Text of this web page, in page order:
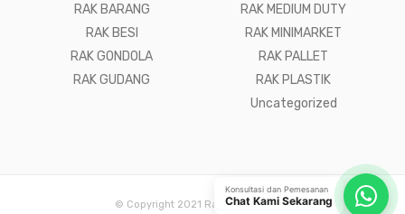
RAK BARANG
RAK BESI
RAK GONDOLA
RAK GUDANG
RAK MEDIUM DUTY
RAK MINIMARKET
RAK PALLET
RAK PLASTIK
Uncategorized
© Copyright 2021 Raja Rak Gudang
Konsultasi dan Pemesanan
Chat Kami Sekarang